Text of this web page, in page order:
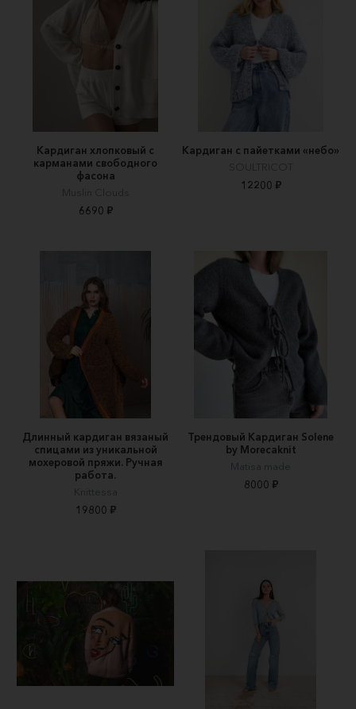
Кардиган хлопковый с
карманами свободного
фасона
Muslin Clouds
6690 ₽
Кардиган с пайетками «небо»
SOULTRICOT
12200 ₽
Длинный кардиган вязаный
спицами из уникальной
мохеровой пряжи. Ручная
работа.
Knittessa
19800 ₽
Трендовый Кардиган Solene
by Morecaknit
Matisa made
8000 ₽